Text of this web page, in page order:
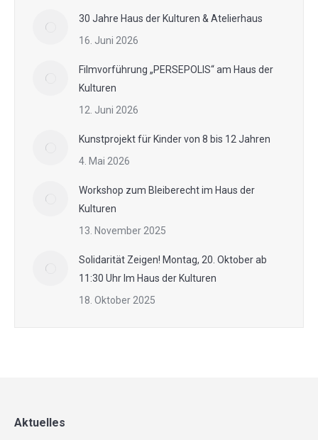
30 Jahre Haus der Kulturen & Atelierhaus
16. Juni 2026
Filmvorführung „PERSEPOLIS“ am Haus der
Kulturen
12. Juni 2026
Kunstprojekt für Kinder von 8 bis 12 Jahren
4. Mai 2026
Workshop zum Bleiberecht im Haus der
Kulturen
13. November 2025
Solidarität Zeigen! Montag, 20. Oktober ab
11:30 Uhr Im Haus der Kulturen
18. Oktober 2025
Aktuelles